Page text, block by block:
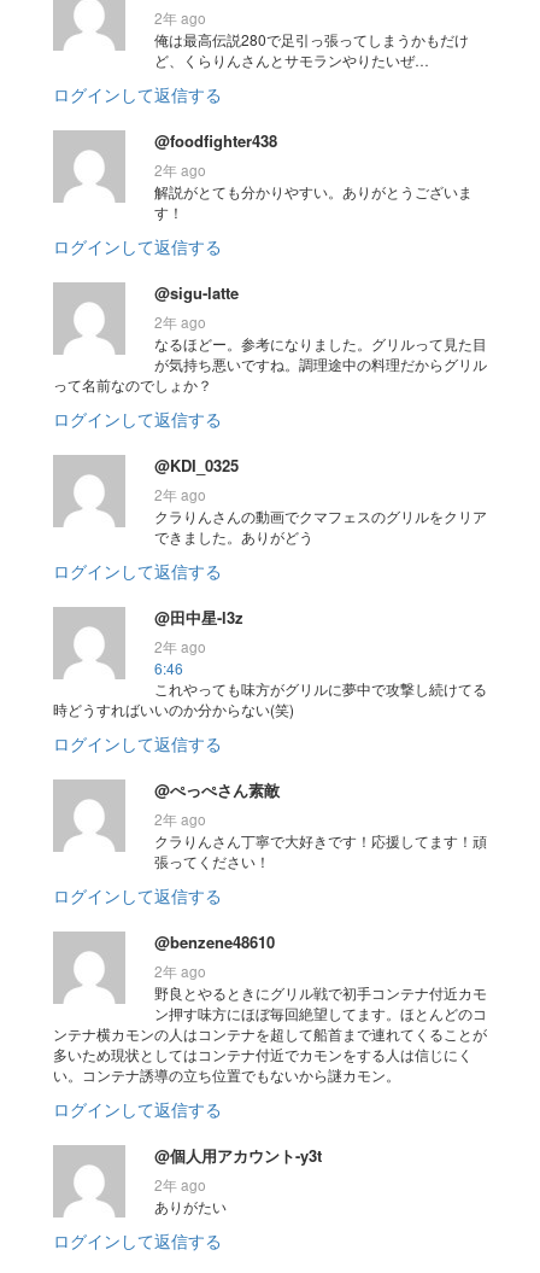
2年 ago
俺は最高伝説280で足引っ張ってしまうかもだけ
ど、くらりんさんとサモランやりたいぜ…
ログインして返信する
@foodfighter438
2年 ago
解説がとても分かりやすい。ありがとうございま
す！
ログインして返信する
@sigu-latte
2年 ago
なるほどー。参考になりました。グリルって見た目
が気持ち悪いですね。調理途中の料理だからグリル
って名前なのでしょか？
ログインして返信する
@KDI_0325
2年 ago
クラりんさんの動画でクマフェスのグリルをクリア
できました。ありがどう
ログインして返信する
@田中星-l3z
2年 ago
6:46
これやっても味方がグリルに夢中で攻撃し続けてる
時どうすればいいのか分からない(笑)
ログインして返信する
@ぺっぺさん素敵
2年 ago
クラりんさん丁寧で大好きです！応援してます！頑
張ってください！
ログインして返信する
@benzene48610
2年 ago
野良とやるときにグリル戦で初手コンテナ付近カモ
ン押す味方にほぼ毎回絶望してます。ほとんどのコ
ンテナ横カモンの人はコンテナを超して船首まで連れてくることが
多いため現状としてはコンテナ付近でカモンをする人は信じにく
い。コンテナ誘導の立ち位置でもないから謎カモン。
ログインして返信する
@個人用アカウント-y3t
2年 ago
ありがたい
ログインして返信する